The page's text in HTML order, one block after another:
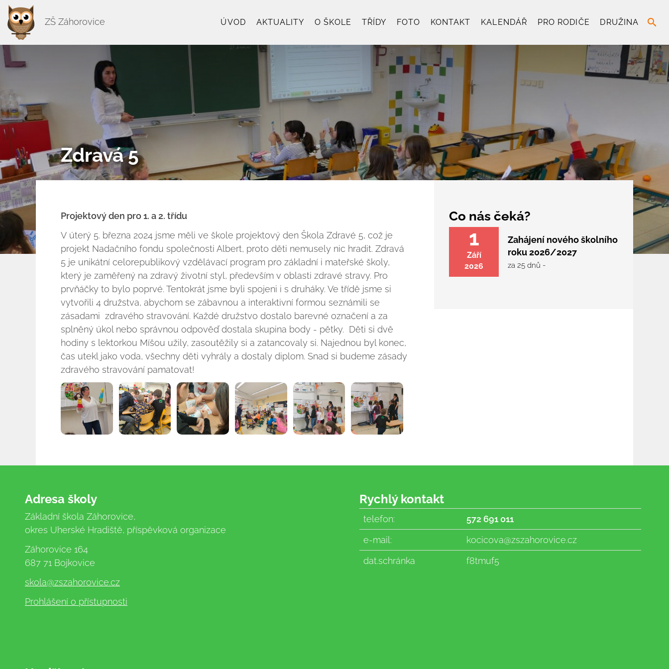
ZŠ Záhorovice ÚVOD AKTUALITY O ŠKOLE TŘÍDY FOTO KONTAKT KALENDÁŘ PRO RODIČE DRUŽINA search
Zdravá 5
Projektový den pro 1. a 2. třídu
V úterý 5. března 2024 jsme měli ve škole projektový den Škola Zdravé 5, což je
projekt Nadačního fondu společnosti Albert, proto děti nemusely nic hradit. Zdravá
5 je unikátní celorepublikový vzdělávací program pro základní i mateřské školy,
který je zaměřený na zdravý životní styl, především v oblasti zdravé stravy. Pro
prvňáčky to bylo poprvé. Tentokrát jsme byli spojeni i s druháky. Ve třídě jsme si
vytvořili 4 družstva, abychom se zábavnou a interaktivní formou seznámili se
zásadami zdravého stravování. Každé družstvo dostalo barevné označení a za
splněný úkol nebo správnou odpověď dostala skupina body - pětky. Děti si dvě
hodiny s lektorkou Míšou užily, zasoutěžily si a zatancovaly si. Najednou byl konec,
čas utekl jako voda, všechny děti vyhrály a dostaly diplom. Snad si budeme zásady
zdravého stravování pamatovat!
Co nás čeká?
1
Září
2026
Zahájení nového školního
roku 2026/2027
za 25 dnů -
Adresa školy
Základní škola Záhorovice,
okres Uherské Hradiště, příspěvková organizace
Záhorovice 164
687 71 Bojkovice
skola@zszahorovice.cz
Prohlášení o přístupnosti
Rychlý kontakt
telefon:
572 691 011
e-mail:
kocicova@zszahorovice.cz
dat.schránka
f8tmuf5